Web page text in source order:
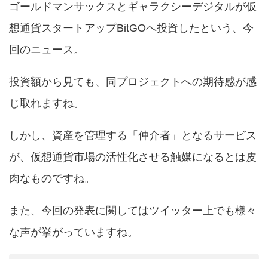
ゴールドマンサックスとギャラクシーデジタルが仮
想通貨スタートアップBitGOへ投資したという、今
回のニュース。
投資額から見ても、同プロジェクトへの期待感が感
じ取れますね。
しかし、資産を管理する「仲介者」となるサービス
が、仮想通貨市場の活性化させる触媒になるとは皮
肉なものですね。
また、今回の発表に関してはツイッター上でも様々
な声が挙がっていますね。